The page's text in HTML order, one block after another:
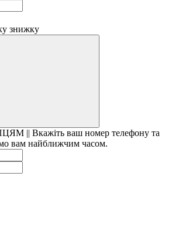
знижку
|| Вкажіть ваш номер телефону та
вам найближчим часом.